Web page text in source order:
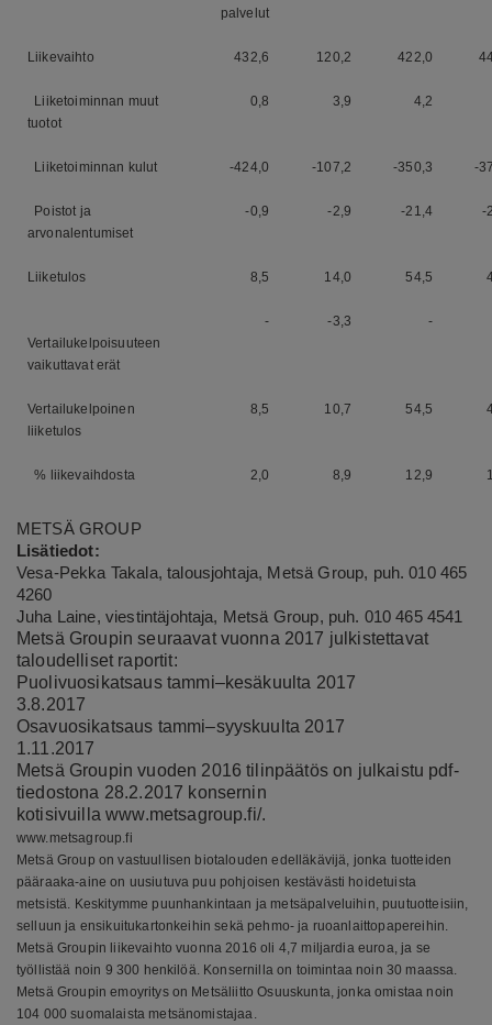
palvelut
Liikevaihto 432,6 120,2 422,0
Liiketoiminnan muut
tuotot
0,8 3,9 4,2
Liiketoiminnan kulut -424,0 -107,2 -350,3 -
Poistot ja
arvonalentumiset
-0,9 -2,9 -21,4 -
Liiketulos 8,5 14,0 54,5
Vertailukelpoisuuteen
vaikuttavat erät
- -3,3 -
Vertailukelpoinen
liiketulos
8,5 10,7 54,5
% liikevaihdosta 2,0 8,9 12,9
METSÄ GROUP
Lisätiedot:
Vesa-Pekka Takala, talousjohtaja, Metsä Group, puh. 010 465
4260
Juha Laine, viestintäjohtaja, Metsä Group, puh. 010 465 4541
Metsä Groupin seuraavat vuonna 2017 julkistettavat
taloudelliset raportit:
Puolivuosikatsaus tammi–kesäkuulta 2017
3.8.2017
Osavuosikatsaus tammi–syyskuulta 2017
1.11.2017
Metsä Groupin vuoden 2016 tilinpäätös on julkaistu pdf-
tiedostona 28.2.2017 konsernin
kotisivuillawww.metsagroup.fi/.
www.metsagroup.fi
Metsä Group on vastuullisen biotalouden edelläkävijä, jonka tuotteiden
pääraaka-aine on uusiutuva puu pohjoisen kestävästi hoidetuista
metsistä. Keskitymme puunhankintaan ja metsäpalveluihin, puutuotteisiin,
selluun ja ensikuitukartonkeihin sekä pehmo- ja ruoanlaittopapereihin.
Metsä Groupin liikevaihto vuonna 2016 oli 4,7 miljardia euroa, ja se
työllistää noin 9 300 henkilöä. Konsernilla on toimintaa noin 30 maassa.
Metsä Groupin emoyritys on Metsäliitto Osuuskunta, jonka omistaa noin
104 000 suomalaista metsänomistajaa.